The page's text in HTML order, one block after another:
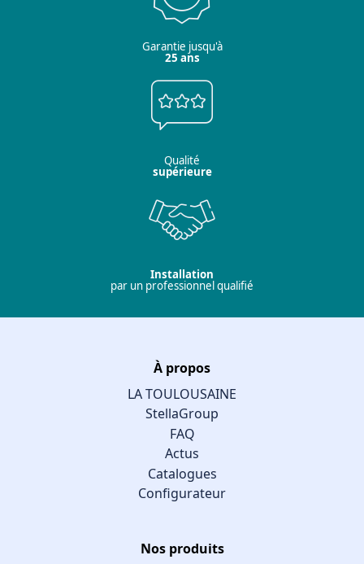
Garantie jusqu'à
25 ans
Qualité
supérieure
Installation
par un professionnel qualifié
À propos
LA TOULOUSAINE
StellaGroup
FAQ
Actus
Catalogues
Configurateur
Nos produits